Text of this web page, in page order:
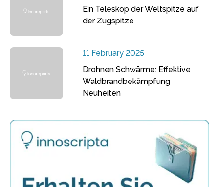
Ein Teleskop der Weltspitze auf
der Zugspitze
11 February 2025
Drohnen Schwärme: Effektive
Waldbrandbekämpfung
Neuheiten